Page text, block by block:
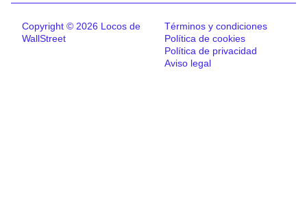
Copyright © 2026 Locos de
WallStreet
Términos y condiciones
Política de cookies
Política de privacidad
Aviso legal